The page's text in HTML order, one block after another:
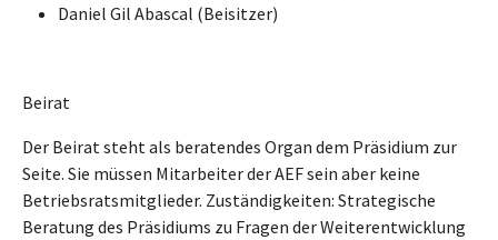
Daniel Gil Abascal (Beisitzer)
Beirat
Der Beirat steht als beratendes Organ dem Präsidium zur
Seite. Sie müssen Mitarbeiter der AEF sein aber keine
Betriebsratsmitglieder. Zuständigkeiten: Strategische
Beratung des Präsidiums zu Fragen der Weiterentwicklung